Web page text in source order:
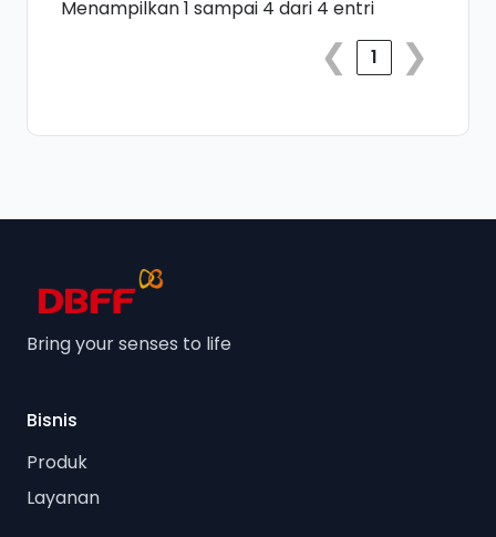
Menampilkan 1 sampai 4 dari 4 entri
❮ 1 ❯
Bring your senses to life
Bisnis
Produk
Layanan